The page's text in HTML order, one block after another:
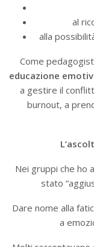
al
alla
Come
educazione
a gestire il
burnout, a
Nei gruppi che ho
stato
Dare nome alla
a